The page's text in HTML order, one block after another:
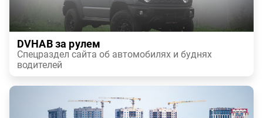
DVHAB за рулем
Спецраздел сайта об автомобилях и буднях
водителей